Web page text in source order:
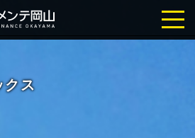
クレーン点検・メ
クス